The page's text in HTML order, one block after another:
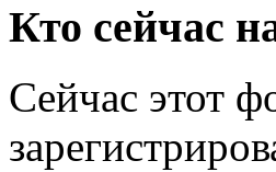
Кто сейчас
Сейчас этот